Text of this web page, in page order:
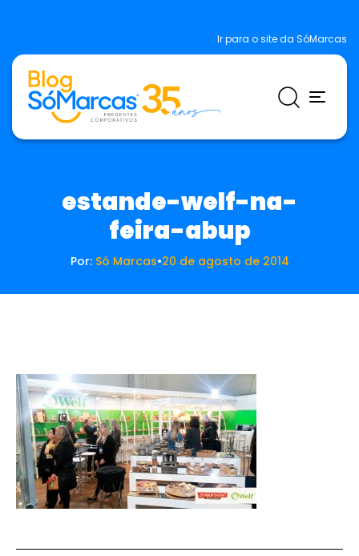
Ir para o site da SóMarcas
estande-welf-na-
feira-abup
Por: Só Marcas•20 de agosto de 2014